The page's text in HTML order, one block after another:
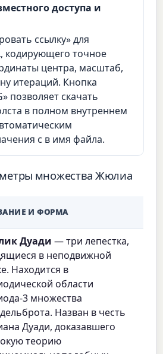
доступа и
ссылку» для
кодирующего точное
центра, масштаб,
итераций. Кнопка
позволяет скачать
в полном внутреннем
c в имя файла.
множества Жюлиа
И ФОРМА
Дуади — три лепестка,
в неподвижной
Находится в
области
3 множества
Назван в честь
Дуади, доказавшего
теорию